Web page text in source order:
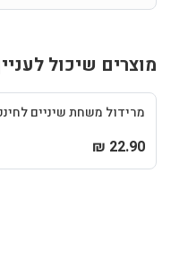
מוצרים שיכול
מרידול משחת שיניים
22.90 ₪